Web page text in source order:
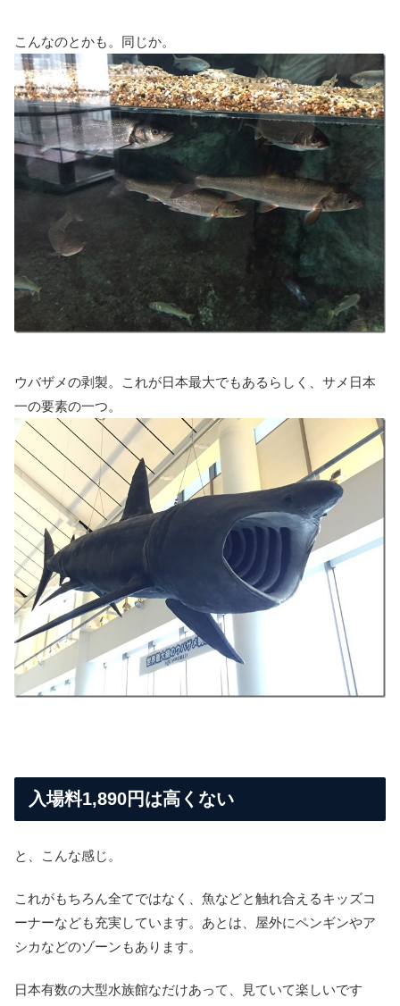
こんなのとかも。同じか。
ウバザメの剥製。これが日本最大でもあるらしく、サメ日本
一の要素の一つ。
入場料1,890円は高くない
と、こんな感じ。
これがもちろん全てではなく、魚などと触れ合えるキッズコ
ーナーなども充実しています。あとは、屋外にペンギンやア
シカなどのゾーンもあります。
日本有数の大型水族館なだけあって、見ていて楽しいです